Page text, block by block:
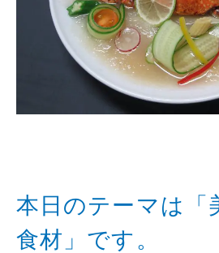
本日のテーマは「
食材」です。